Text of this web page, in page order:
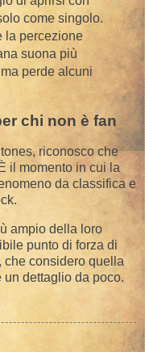
come singolo.
la percezione
suona più
perde alcuni
chi non è fan
riconosco che
il momento in cui la
da classifica e
ampio della loro
punto di forza di
che considero quella
dettaglio da poco.